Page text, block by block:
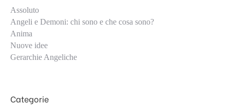
Assoluto
Angeli e Demoni: chi sono e che cosa sono?
Anima
Nuove idee
Gerarchie Angeliche
Categorie